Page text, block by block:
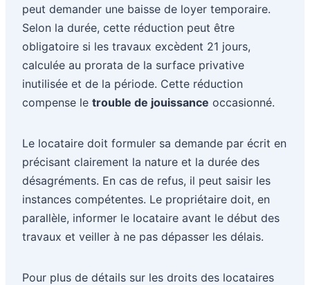
peut demander une baisse de loyer temporaire.
Selon la durée, cette réduction peut être
obligatoire si les travaux excèdent 21 jours,
calculée au prorata de la surface privative
inutilisée et de la période. Cette réduction
compense le trouble de jouissance occasionné.
Le locataire doit formuler sa demande par écrit en
précisant clairement la nature et la durée des
désagréments. En cas de refus, il peut saisir les
instances compétentes. Le propriétaire doit, en
parallèle, informer le locataire avant le début des
travaux et veiller à ne pas dépasser les délais.
Pour plus de détails sur les droits des locataires